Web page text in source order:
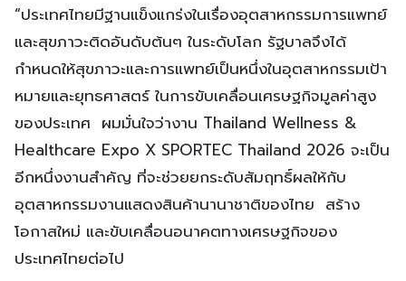
“ประเทศไทยมีฐานแข็งแกร่งในเรื่องอุตสาหกรรมการแพทย์
และสุขภาวะติดอันดับต้นๆ ในระดับโลก รัฐบาลจึงได้
กำหนดให้สุขภาวะและการแพทย์เป็นหนึ่งในอุตสาหกรรมเป้า
หมายและยุทธศาสตร์ ในการขับเคลื่อนเศรษฐกิจมูลค่าสูง
ของประเทศ ผมมั่นใจว่างาน Thailand Wellness &
Healthcare Expo X SPORTEC Thailand 2026 จะเป็น
อีกหนึ่งงานสำคัญ ที่จะช่วยยกระดับสัมฤทธิ์ผลให้กับ
อุตสาหกรรมงานแสดงสินค้านานาชาติของไทย สร้าง
โอกาสใหม่ และขับเคลื่อนอนาคตทางเศรษฐกิจของ
ประเทศไทยต่อไป